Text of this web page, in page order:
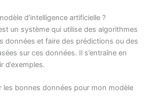
d’intelligence artificielle ?
un système qui utilise des algorithmes
données et faire des prédictions ou des
sur ces données. Il s’entraîne en
d’exemples.
les bonnes données pour mon modèle